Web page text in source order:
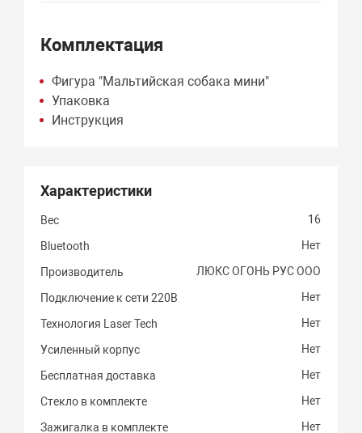
Комплектация
Фигура "Мальтийская собака мини"
Упаковка
Инструкция
Характеристики
Вес 16
Bluetooth Нет
Производитель ЛЮКС ОГОНЬ РУС ООО
Подключение к сети 220В Нет
Технология Laser Tech Нет
Усиленный корпус Нет
Бесплатная доставка Нет
Стекло в комплекте Нет
Зажигалка в комплекте Нет